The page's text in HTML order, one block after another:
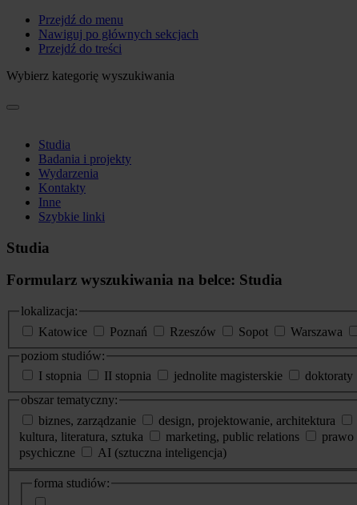
Przejdź do menu
Nawiguj po głównych sekcjach
Przejdź do treści
Wybierz kategorię wyszukiwania
Studia
Badania i projekty
Wydarzenia
Kontakty
Inne
Szybkie linki
Studia
Formularz wyszukiwania na belce: Studia
lokalizacja:
Katowice
Poznań Rzeszów Sopot Warszawa
poziom studiów:
I stopnia
II stopnia jednolite magisterskie doktoraty
obszar tematyczny:
biznes, zarządzanie
design, projektowanie, architektura
kultura, literatura, sztuka
marketing, public relations prawo
psychiczne
AI (sztuczna inteligencja)
dodatkowe
informacje
forma studiów: